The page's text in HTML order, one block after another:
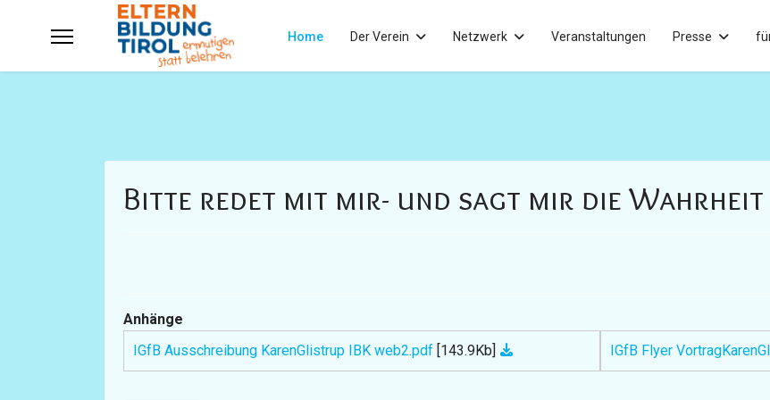
Home Der Verein Netzwerk Veranstaltungen Presse
Bitte redet mit mir- und sagt mir die Wahrheit
Anhänge
IGfB Ausschreibung KarenGlistrup IBK web2.pdf [143.9Kb] IGfB Flyer